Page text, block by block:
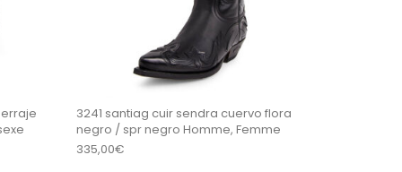
3241 santiag cuir sendra cuervo flora
negro / spr negro Homme, Femme
335,00€